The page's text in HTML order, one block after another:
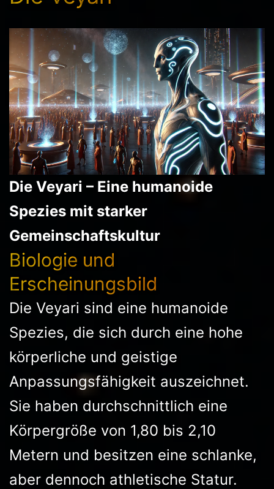
Die Veyari – Eine humanoide
Spezies mit starker
Gemeinschaftskultur
Biologie und
Erscheinungsbild
Die Veyari sind eine humanoide
Spezies, die sich durch eine hohe
körperliche und geistige
Anpassungsfähigkeit auszeichnet.
Sie haben durchschnittlich eine
Körpergröße von 1,80 bis 2,10
Metern und besitzen eine schlanke,
aber dennoch athletische Statur.